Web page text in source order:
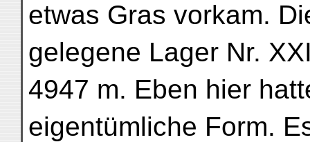
etwas Gras vorkam.
gelegene Lager Nr.
4947 m. Eben hier
eigentümliche Form.